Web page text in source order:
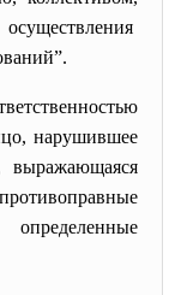
нарушившее